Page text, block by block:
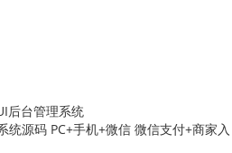
后台管理系统
统源码 PC+手机+微信 微信支付+商家入